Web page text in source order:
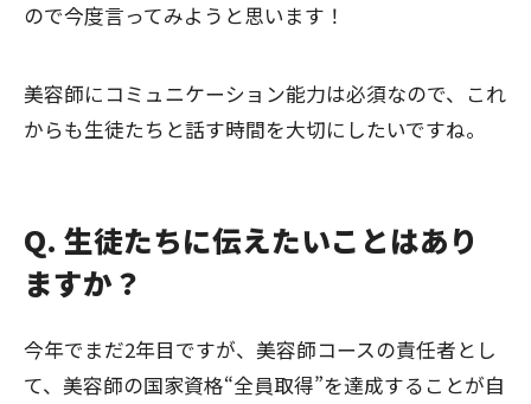
ので今度言ってみようと思います！
美容師にコミュニケーション能力は必須なので、これ
からも生徒たちと話す時間を大切にしたいですね。
Q. 生徒たちに伝えたいことはあり
ますか？
今年でまだ2年目ですが、美容師コースの責任者とし
て、美容師の国家資格“全員取得”を達成することが自